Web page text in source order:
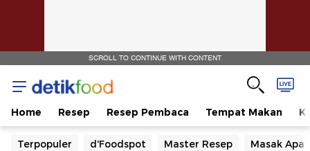
SCROLL TO CONTINUE WITH CONTENT
Home Resep Resep Pembaca Tempat Makan
Terpopuler d'Foodspot Master Resep Masak Apa